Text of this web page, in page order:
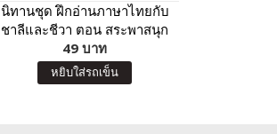
นิทานชุด ฝึกอ่านภาษาไทยกับ
ชาลีและชีวา ตอน สระพาสนุก
49 บาท
หยิบใส่รถเข็น